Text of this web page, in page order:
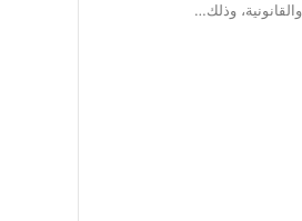
وذلك…